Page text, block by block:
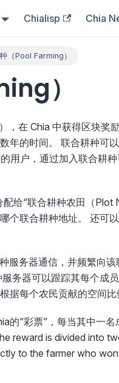
Chialisp Chia
（Pool Farming）
）
在 Chia 中获得区块奖
年的时间。 联合耕种可
用户，通过加入联合耕
给“联合耕种农田（Plot
个联合耕种地址。 还可
服务器通信，并频繁向
务器可以跟踪其每个成
据每个农民贡献的空间
的“彩票”，每当其中一
reward is divided into
to the farmer who